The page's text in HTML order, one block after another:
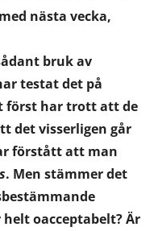
nästa vecka,
bruk av
testat det på
först har trott att de
det visserligen går
förstått att man
. Men stämmer det
oacceptabelt? Är